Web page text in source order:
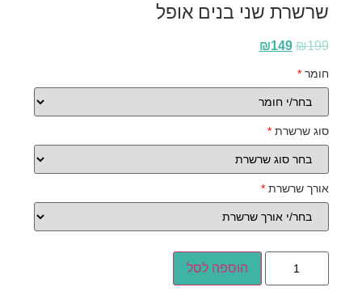
שרשרת שני בנים אופל
₪199
₪149
חומר*
סוג שרשרת*
אורך שרשרת*
הוספה לסל